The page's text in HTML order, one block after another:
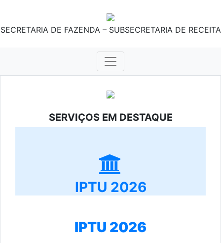
SECRETARIA DE FAZENDA – SUBSECRETARIA DE RECEITA
SERVIÇOS EM DESTAQUE
IPTU 2026
IPTU 2026